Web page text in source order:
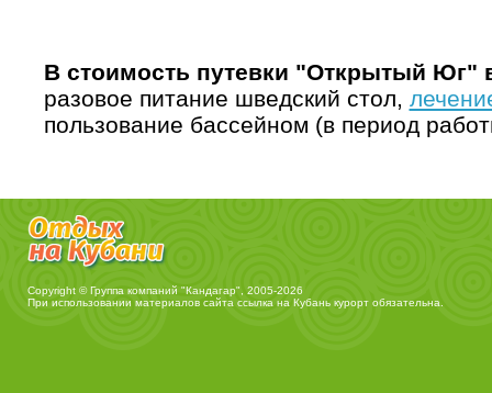
В стоимость путевки "Открытый Юг"
разовое питание шведский стол,
пользование бассейном (в период
Copyright © Группа компаний "Кандагар", 2005-2026
При использовании материалов сайта ссылка на Кубань курорт обязательна.